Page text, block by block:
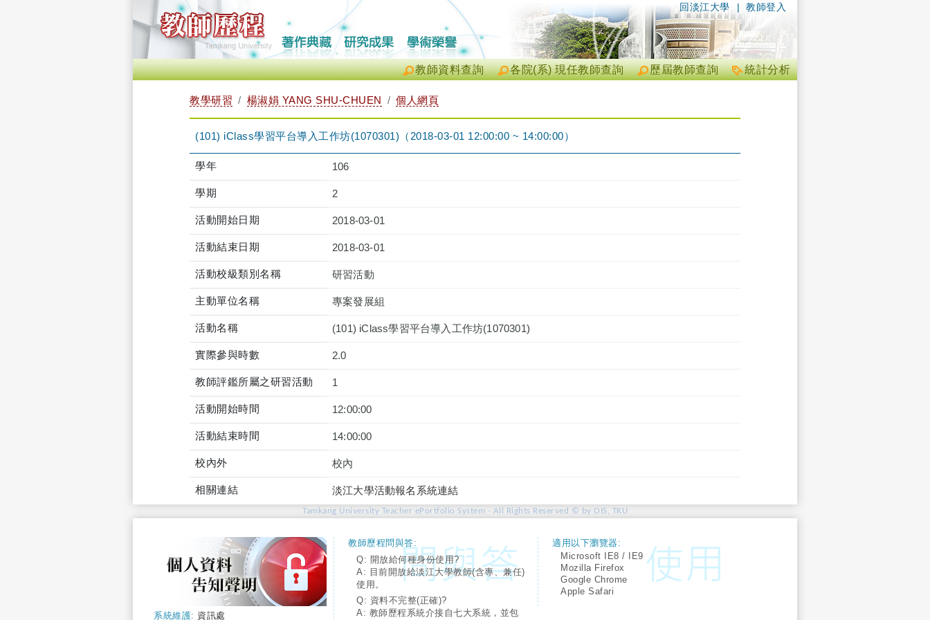
| 教師登入
回淡江大學
統計分析
歷屆教師查詢
各院(系) 現任教師查詢
教師資料查詢
教學研習 楊淑娟 YANG SHU-CHUEN 個人網頁
(101) iClass學習平台導入工作坊(1070301)（2018-03-01 12:00:00 ~ 14:00:00）
學年 106
學期 2
活動開始日期 2018-03-01
活動結束日期 2018-03-01
活動校級類別名稱 研習活動
主動單位名稱 專案發展組
活動名稱 (101) iClass學習平台導入工作坊(1070301)
實際參與時數 2.0
教師評鑑所屬之研習活動 1
活動開始時間 12:00:00
活動結束時間 14:00:00
校內外 校內
相關連結 淡江大學活動報名系統連結
Tamkang University Teacher ePortfolio System - All Rights Reserved © by OIS, TKU
系統維護: 資訊處
教師歷程問與答:
Q: 開放給何種身份使用?
A: 目前開放給淡江大學教師(含專、兼任)
使用。
Q: 資料不完整(正確)?
A: 教師歷程系統介接自七大系統，並包
適用以下瀏覽器:
Microsoft IE8 / IE9
Mozilla Firefox
Google Chrome
Apple Safari